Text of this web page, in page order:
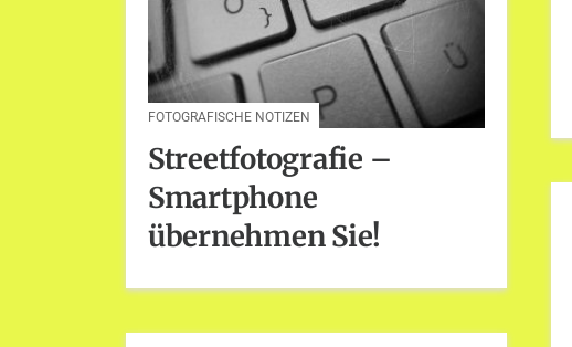
FOTOGRAFISCHE NOTIZEN
Streetfotografie –
Smartphone
übernehmen Sie!